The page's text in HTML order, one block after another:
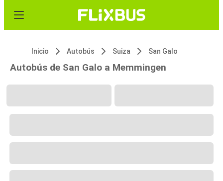
Inicio Autobús Suiza San Galo
Autobús de San Galo a Memmingen